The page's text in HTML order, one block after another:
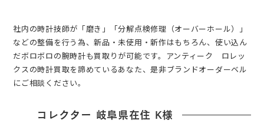
社内の時計技師が「磨き」「分解点検修理（オーバーホール）」
などの整備を行う為、新品・未使用・新作はもちろん、使い込ん
だボロボロの腕時計も買取りが可能です。アンティーク ロレッ
クスの時計買取を諦めているあなた、是非ブランドオーダーベル
にご相談ください。
コレクター 岐阜県在住 K様